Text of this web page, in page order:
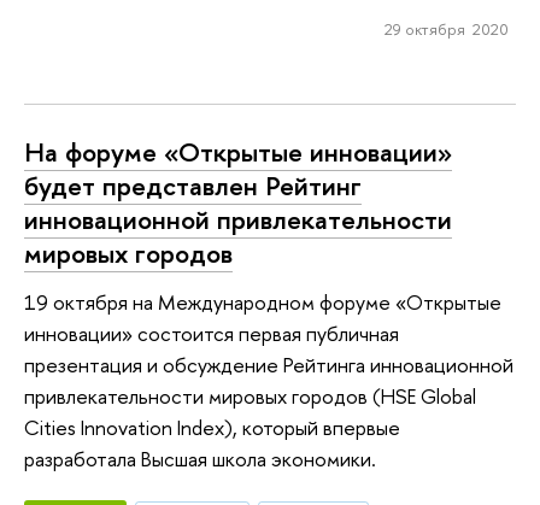
29 октября 2020
На форуме «Открытые инновации»
будет представлен Рейтинг
инновационной привлекательности
мировых городов
19 октября на Международном форуме «Открытые
инновации» состоится первая публичная
презентация и обсуждение Рейтинга инновационной
привлекательности мировых городов (HSE Global
Cities Innovation Index), который впервые
разработала Высшая школа экономики.